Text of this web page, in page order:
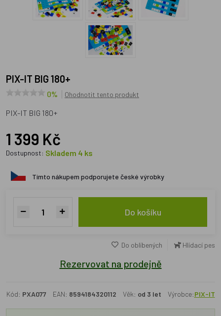
PIX-IT BIG 180+
0% Ohodnotit tento produkt
PIX-IT BIG 180+
1 399 Kč
Dostupnost: Skladem 4 ks
Tímto nákupem podporujete české výrobky
Do košíku
Do oblíbených Hlídací pes
Rezervovat na prodejně
Kód: PXA077 EAN: 8594184320112 Věk: od 3 let Výrobce:PIX-IT